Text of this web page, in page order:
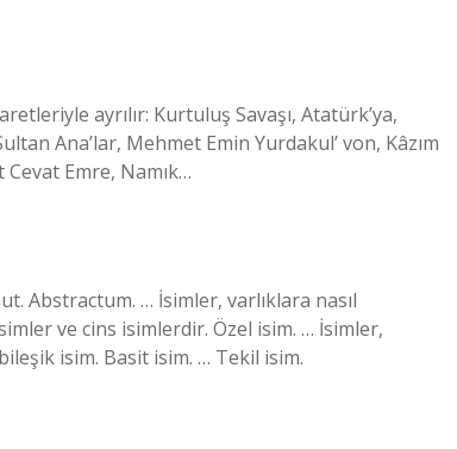
ayrılır: Kurtuluş Savaşı, Atatürk’ya,
Ana’lar, Mehmet Emin Yurdakul’ von, Kâzım
Emre, Namık…
Abstractum. … İsimler, varlıklara nasıl
ve cins isimlerdir. Özel isim. … İsimler,
isim. Basit isim. … Tekil isim.